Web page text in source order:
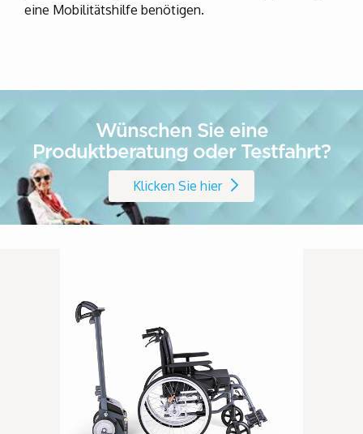
eine Mobilitätshilfe benötigen.
Wünschen Sie eine
Produktberatung oder Testfahrt?
Klicken Sie hier